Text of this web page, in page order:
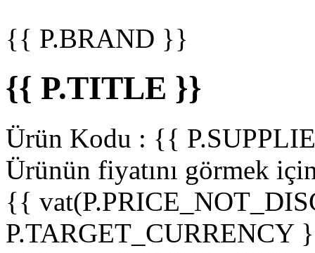
{{ P.BRAND }}
{{ P.TITLE }}
Ürün Kodu : {{
Ürünün fiyatını görmek
{{
P.TARGET_CURRENCY